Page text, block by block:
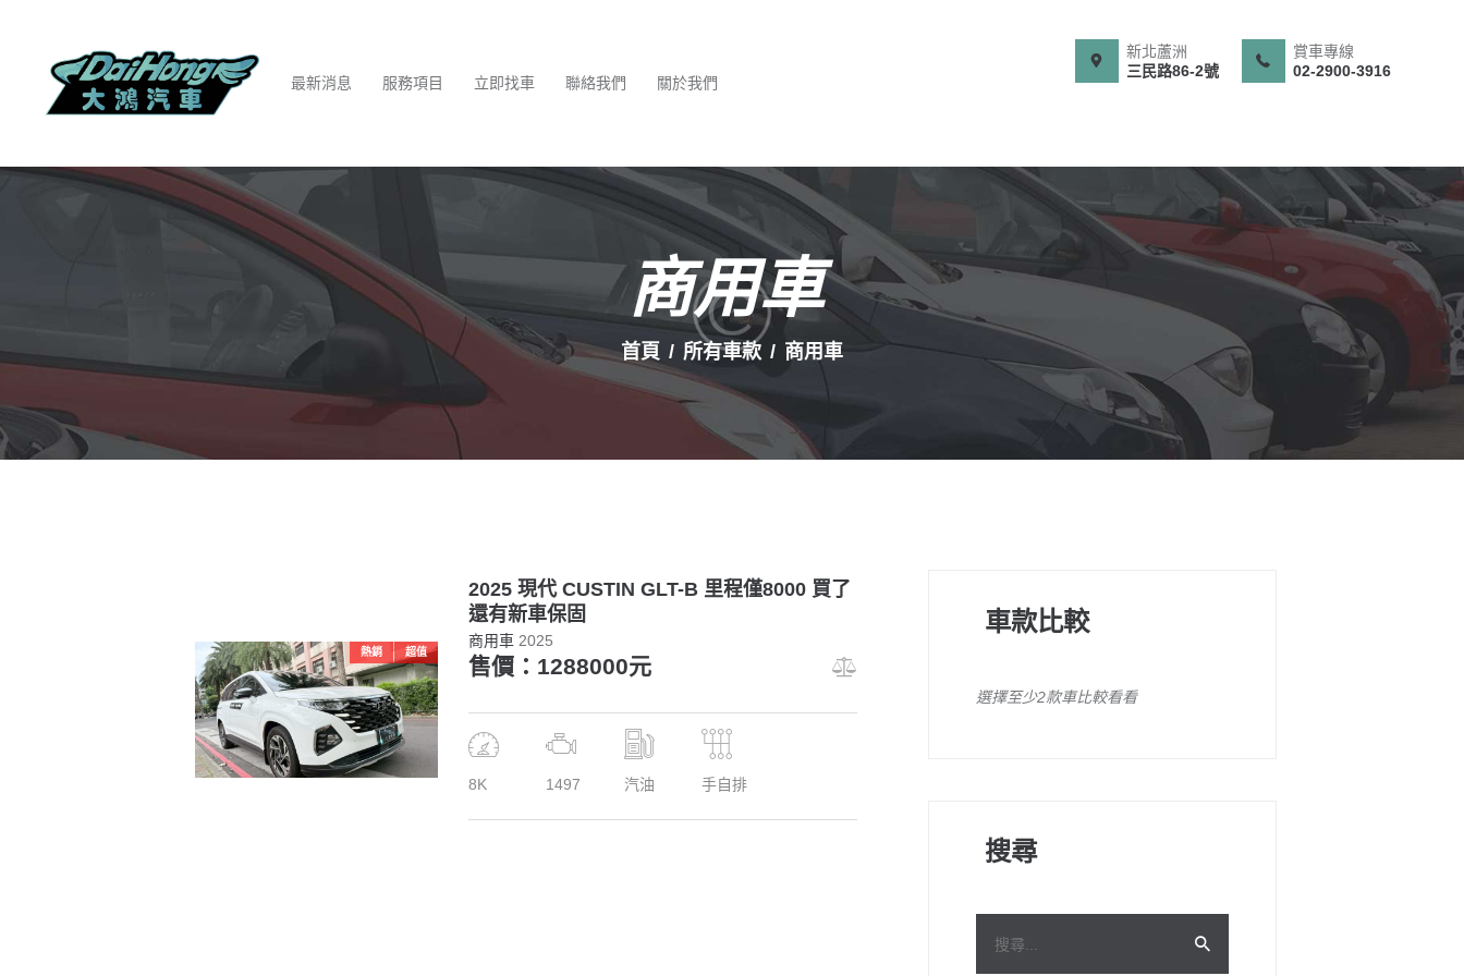
最新消息 服務項目 立即找車 聯絡我們 關於我們
新北蘆洲
三民路86-2號
賞車專線
02-2900-3916
商用車
首頁 所有車款 商用車
服務項目
聯絡我們
關於我們
熱銷 超值
2025 現代 CUSTIN GLT-B 里程僅8000 買了
還有新車保固
商用車 2025
售價：1288000元
8K 1497 汽油 手自排
車款比較
選擇至少2款車比較看看
搜尋